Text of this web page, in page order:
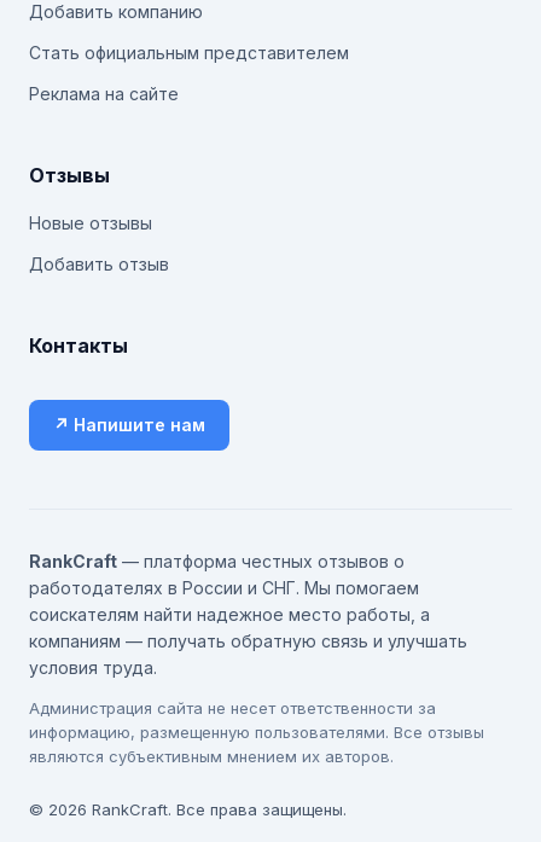
Добавить компанию
Стать официальным представителем
Реклама на сайте
Отзывы
Новые отзывы
Добавить отзыв
Контакты
↗ Напишите нам
RankCraft — платформа честных отзывов о
работодателях в России и СНГ. Мы помогаем
соискателям найти надежное место работы, а
компаниям — получать обратную связь и улучшать
условия труда.
Администрация сайта не несет ответственности за
информацию, размещенную пользователями. Все отзывы
являются субъективным мнением их авторов.
© 2026 RankCraft. Все права защищены.